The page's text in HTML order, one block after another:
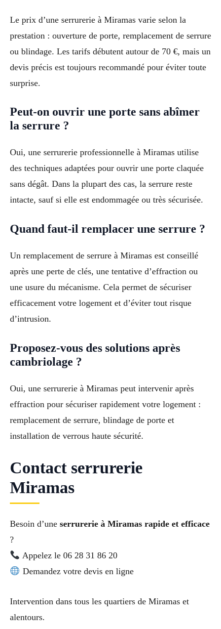
Le prix d’une serrurerie à Miramas varie selon la
prestation : ouverture de porte, remplacement de serrure
ou blindage. Les tarifs débutent autour de 70 €, mais un
devis précis est toujours recommandé pour éviter toute
surprise.
Peut-on ouvrir une porte sans abîmer
la serrure ?
Oui, une serrurerie professionnelle à Miramas utilise
des techniques adaptées pour ouvrir une porte claquée
sans dégât. Dans la plupart des cas, la serrure reste
intacte, sauf si elle est endommagée ou très sécurisée.
Quand faut-il remplacer une serrure ?
Un remplacement de serrure à Miramas est conseillé
après une perte de clés, une tentative d’effraction ou
une usure du mécanisme. Cela permet de sécuriser
efficacement votre logement et d’éviter tout risque
d’intrusion.
Proposez-vous des solutions après
cambriolage ?
Oui, une serrurerie à Miramas peut intervenir après
effraction pour sécuriser rapidement votre logement :
remplacement de serrure, blindage de porte et
installation de verrous haute sécurité.
Contact serrurerie
Miramas
Besoin d’une serrurerie à Miramas rapide et efficace
?
Appelez le 06 28 31 86 20
Demandez votre devis en ligne
Intervention dans tous les quartiers de Miramas et
alentours.